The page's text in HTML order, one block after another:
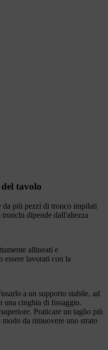
tavolo
da più pezzi di tronco impilati
dipende dall'altezza
allineati e
essere lavorati con la
a un supporto stabile, ad
una cinghia di fissaggio.
Praticare un taglio più
da rimuovere uno strato